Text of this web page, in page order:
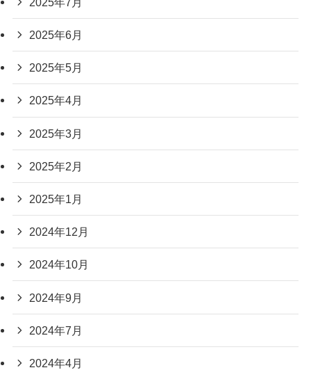
2025年6月
2025年5月
2025年4月
2025年3月
2025年2月
2025年1月
2024年12月
2024年10月
2024年9月
2024年7月
2024年4月